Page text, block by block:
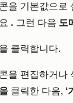
을 기본값으로
. 그런 다음 도
클릭합니다.
을 편집하거나
클릭한 다음, ‘